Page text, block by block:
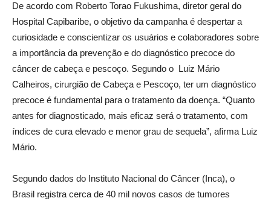
De acordo com Roberto Torao Fukushima, diretor geral do
Hospital Capibaribe, o objetivo da campanha é despertar a
curiosidade e conscientizar os usuários e colaboradores sobre
a importância da prevenção e do diagnóstico precoce do
câncer de cabeça e pescoço. Segundo o Luiz Mário
Calheiros, cirurgião de Cabeça e Pescoço, ter um diagnóstico
precoce é fundamental para o tratamento da doença. “Quanto
antes for diagnosticado, mais eficaz será o tratamento, com
índices de cura elevado e menor grau de sequela”, afirma Luiz
Mário.
Segundo dados do Instituto Nacional do Câncer (Inca), o
Brasil registra cerca de 40 mil novos casos de tumores